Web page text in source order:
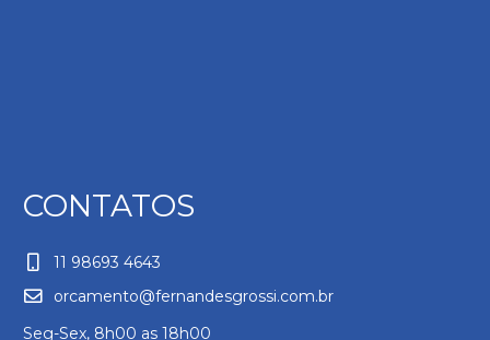
CONTATOS
11 98693 4643
orcamento@fernandesgrossi.com.br
Seg-Sex, 8h00 as 18h00